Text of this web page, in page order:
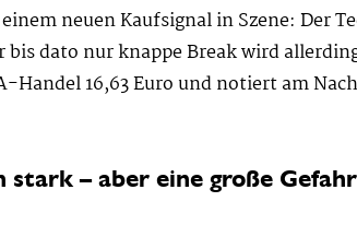
neuen Kaufsignal in Szene: Der
dato nur knappe Break wird
16,63 Euro und notiert am
– aber eine große